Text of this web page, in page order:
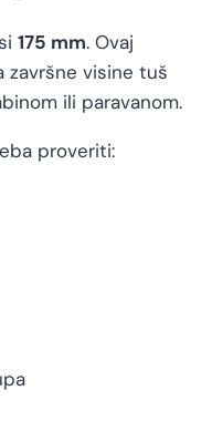
175 mm. Ovaj
završne visine tuš
ili paravanom.
proveriti: